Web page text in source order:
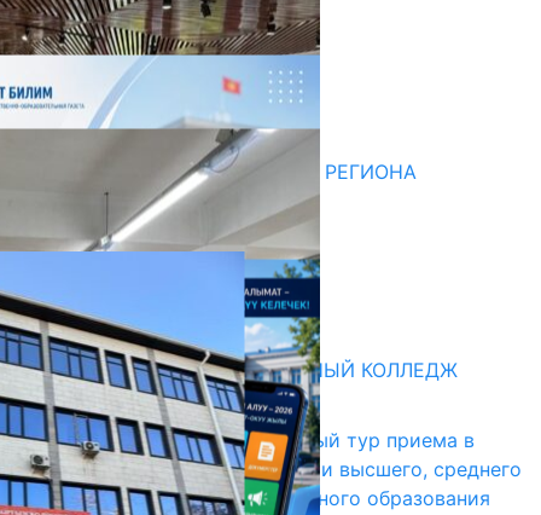
Последние новости
НЕДЕЛЯ В ОБЗОРЕ
07.08.2026
ДЛЯ МЕТОДИСТОВ ЮЖНОГО РЕГИОНА
НАЧАЛОСЬ ОБУЧЕНИЕ
05.08.2026
31.07.2026
Абитуриент
БИШКЕКСКИЙ УНИВЕРСАЛЬНЫЙ КОЛЛЕДЖ
17.07.2026
В Кыргызстане начался первый тур приема в
образовательные организации высшего, среднего
и начального профессионального образования